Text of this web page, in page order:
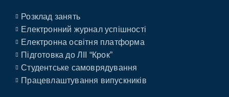
Розклад занять
Електронний журнал успішності
Електронна освітня платформа
Підготовка до ЛІІ “Крок”
Студентське самоврядування
Працевлаштування випускників